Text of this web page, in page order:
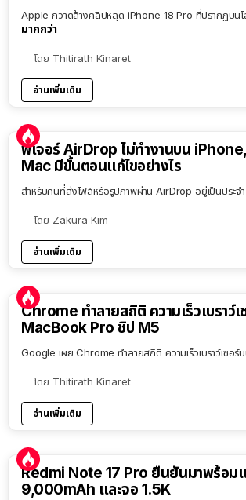
Apple กวาดล้างคลิปหลุด iPhone 18 Pro ที่ปรากฏบน
มากกว่า
โดย Thitirath Kinaret
อ่านเพิ่มเติม
ฟีเจอร์ AirDrop ไม่ทำงานบน
Mac มีขั้นตอนแก้ไขอย่างไร
สำหรับคนที่ส่งไฟล์หรือรูปภาพผ่าน AirDrop อยู่เป็นประจ
โดย Zakura Kim
อ่านเพิ่มเติม
Chrome ทำลายสถิติ ความเร็วเบราว์เ
MacBook Pro ชิป M5
Google เผย Chrome ทำลายสถิติ ความเร็วเบราว์เซอร์
โดย Thitirath Kinaret
อ่านเพิ่มเติม
Redmi Note 17 Pro ยืนยันมาพร้อม
9,000mAh และจอ 1.5K